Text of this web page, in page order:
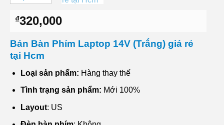
₫320,000
Bán Bàn Phím Laptop 14V (Trắng) giá rẻ
tại Hcm
Loại sản phẩm: Hàng thay thế
Tình trạng sản phẩm: Mới 100%
Layout: US